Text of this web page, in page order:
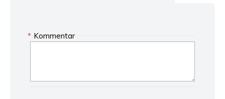
Kommentar
*